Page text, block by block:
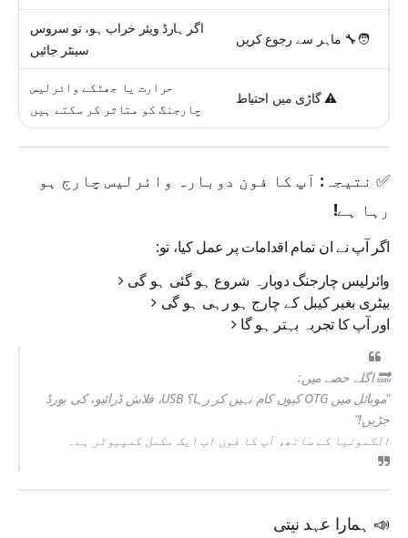
🧑‍🔧 ماہر سے رجوع کریں
اگر ہارڈ ویئر خراب ہو، تو سروس
سینٹر جائیں
⚠️گاڑی میں احتیاط
حرارت یا جھٹکے وائرلیس
چارجنگ کو متاثر کر سکتے ہیں
✅ نتیجہ: آپ کا فون دوبارہ وائرلیس چارج ہو
رہا ہے!
اگر آپ نے ان تمام اقدامات پر عمل کیا، تو:
وائرلیس چارجنگدوبارہ شروع ہو گئی ہو گی
بیٹری بغیر کیبل کے چارج ہو رہی ہو گی
اور آپ کا تجربہ بہتر ہو گا
🔜اگلے حصے میں:
"موبائل میں OTG کیوں کام نہیں کر رہا؟ USB، فلاش ڈرائیو، کی بورڈ
جڑیں!"
الکمونیا کے ساتھ، آپ کا فون اب ایک مکمل کمپیوٹر ہے۔
📣 ہمارا عہد نیتی